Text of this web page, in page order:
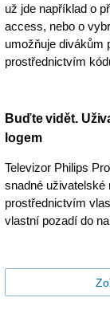
už jde například o
access, nebo o
umožňuje divákům
prostřednictvím
Buďte vidět.
logem
Televizor Philips
snadné uživatelské
prostřednictvím
vlastní pozadí do